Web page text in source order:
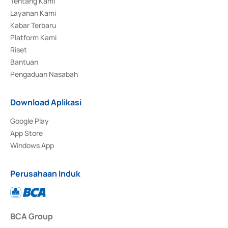
Layanan Kami
Kabar Terbaru
Platform Kami
Riset
Bantuan
Pengaduan Nasabah
Download Aplikasi
Google Play
App Store
Windows App
Perusahaan Induk
BCA Group